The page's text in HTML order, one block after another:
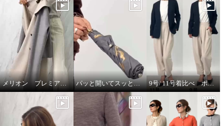
メリオン プレミアムな着心地🎵 パッと開いてスッと閉じる🎵晴雨兼用折りたたみジャンプ傘 9号/ 11号着比べ ポルトゥヴィータ ノーカラージャケット